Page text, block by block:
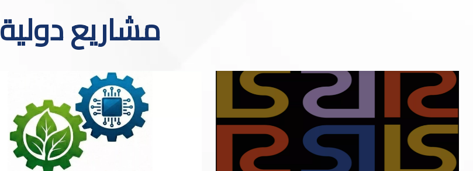
مشاريع دولية